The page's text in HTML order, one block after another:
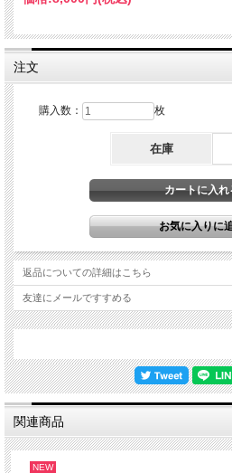
注文
購入数： 枚
在庫
返品についての詳細はこちら
友達にメールですすめる
関連商品
NEW